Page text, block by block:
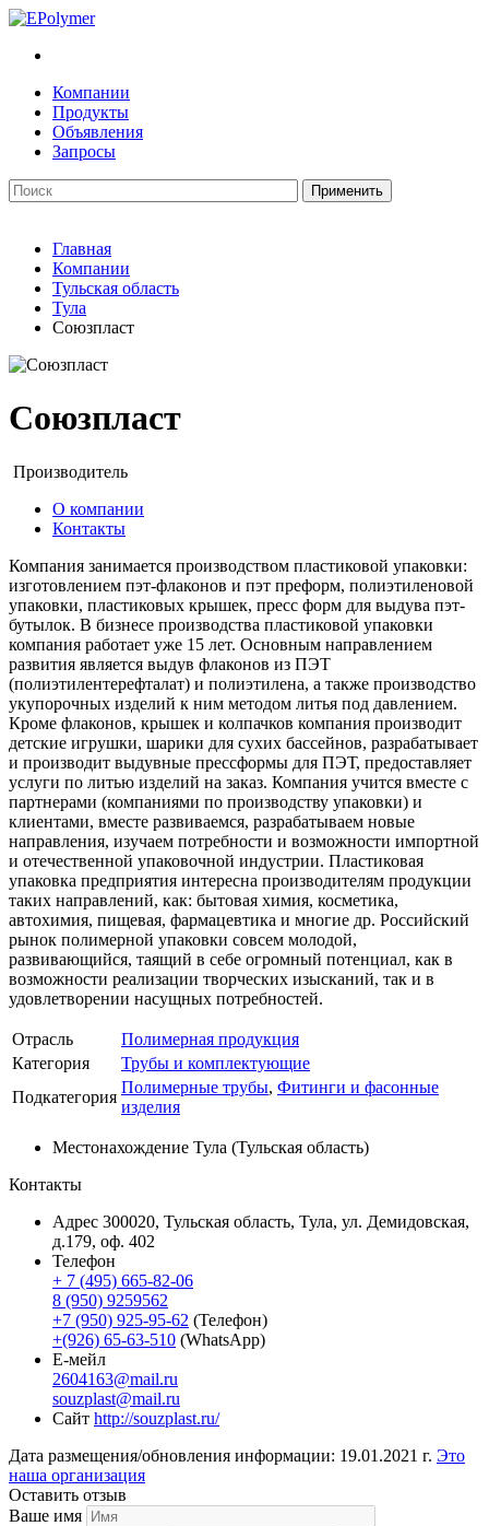
Компании
Продукты
Объявления
Запросы
Главная
Компании
Тульская область
Тула
Союзпласт
Союзпласт
Производитель
О компании
Контакты
Компания занимается производством пластиковой упаковки:
изготовлением пэт-флаконов и пэт преформ, полиэтиленовой
упаковки, пластиковых крышек, пресс форм для выдува пэт-
бутылок. В бизнесе производства пластиковой упаковки
компания работает уже 15 лет. Основным направлением
развития является выдув флаконов из ПЭТ
(полиэтилентерефталат) и полиэтилена, а также производство
укупорочных изделий к ним методом литья под давлением.
Кроме флаконов, крышек и колпачков компания производит
детские игрушки, шарики для сухих бассейнов, разрабатывает
и производит выдувные прессформы для ПЭТ, предоставляет
услуги по литью изделий на заказ. Компания учится вместе с
партнерами (компаниями по производству упаковки) и
клиентами, вместе развиваемся, разрабатываем новые
направления, изучаем потребности и возможности импортной
и отечественной упаковочной индустрии. Пластиковая
упаковка предприятия интересна производителям продукции
таких направлений, как: бытовая химия, косметика,
автохимия, пищевая, фармацевтика и многие др. Российский
рынок полимерной упаковки совсем молодой,
развивающийся, таящий в себе огромный потенциал, как в
возможности реализации творческих изысканий, так и в
удовлетворении насущных потребностей.
Отрасль
Полимерная продукция
Категория
Трубы и комплектующие
Подкатегория
Полимерные трубы, Фитинги и фасонные
изделия
Местонахождение Тула (Тульская область)
Контакты
Адрес 300020, Тульская область, Тула, ул. Демидовская,
д.179, оф. 402
Телефон
+ 7 (495) 665-82-06
8 (950) 9259562
+7 (950) 925-95-62 (Телефон)
+(926) 65-63-510 (WhatsApp)
Е-мейл
2604163@mail.ru
souzplast@mail.ru
Сайт http://souzplast.ru/
Дата размещения/обновления информации: 19.01.2021 г. Это
наша организация
Оставить отзыв
Ваше имя